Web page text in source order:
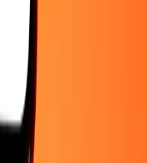
Όροι και
βοήθειας